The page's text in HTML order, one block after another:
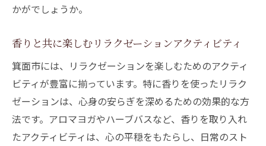
かがでしょうか。
香りと共に楽しむリラクゼーションアクティビティ
箕面市には、リラクゼーションを楽しむためのアクティ
ビティが豊富に揃っています。特に香りを使ったリラク
ゼーションは、心身の安らぎを深めるための効果的な方
法です。アロマヨガやハーブバスなど、香りを取り入れ
たアクティビティは、心の平穏をもたらし、日常のスト